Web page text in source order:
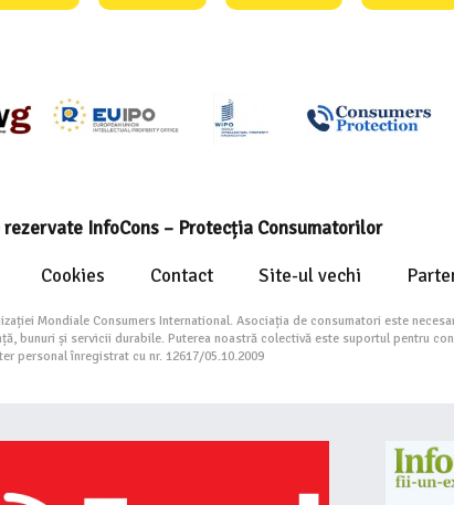
InfoCons – Protecția Consumatorilor
Cookies Contact Site-ul vechi
Mondiale Consumers International. Asociația de consumatori este
bunuri și servicii durabile. Puterea noastră colectivă este suportul pentru
personal înregistrat cu nr. 12617/05.10.2009